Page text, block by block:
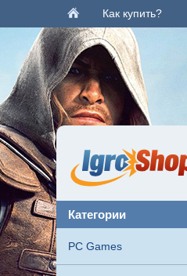
Как купить?
категории
PC Games